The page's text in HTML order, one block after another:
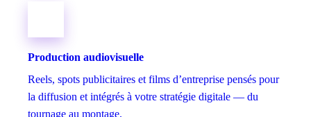
Production audiovisuelle
Reels, spots publicitaires et films d’entreprise pensés pour
la diffusion et intégrés à votre stratégie digitale — du
tournage au montage.